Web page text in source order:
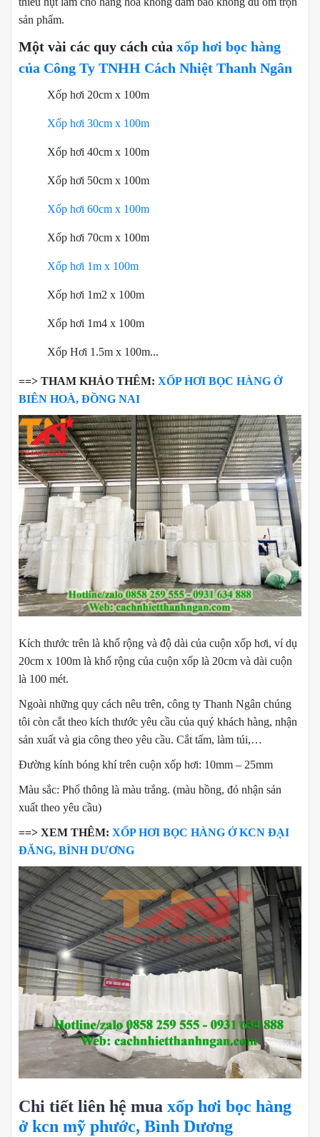
sản phẩm.
Một vài các quy cách của xốp hơi bọc hàng
của Công Ty TNHH Cách Nhiệt Thanh Ngân
Xốp hơi 20cm x 100m
Xốp hơi 30cm x 100m
Xốp hơi 40cm x 100m
Xốp hơi 50cm x 100m
Xốp hơi 60cm x 100m
Xốp hơi 70cm x 100m
Xốp hơi 1m x 100m
Xốp hơi 1m2 x 100m
Xốp hơi 1m4 x 100m
Xốp Hơi 1.5m x 100m...
==> THAM KHẢO THÊM: XỐP HƠI BỌC HÀNG Ở
BIÊN HOÀ, ĐỒNG NAI
Kích thước trên là khổ rộng và độ dài của cuộn xốp hơi, ví dụ
20cm x 100m là khổ rộng của cuộn xốp là 20cm và dài cuộn
là 100 mét.
Ngoài những quy cách nêu trên, công ty Thanh Ngân chúng
tôi còn cắt theo kích thước yêu cầu của quý khách hàng, nhận
sản xuất và gia công theo yêu cầu. Cắt tấm, làm túi,…
Đường kính bóng khí trên cuộn xốp hơi: 10mm – 25mm
Màu sắc: Phổ thông là màu trắng. (màu hồng, đỏ nhận sản
xuất theo yêu cầu)
==> XEM THÊM: XỐP HƠI BỌC HÀNG Ở KCN ĐẠI
ĐĂNG, BÌNH DƯƠNG
Chi tiết liên hệ mua xốp hơi bọc hàng
ở kcn mỹ phước, Bình Dương